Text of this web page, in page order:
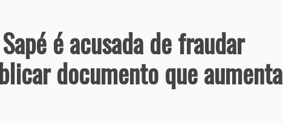
é acusada de fraudar
documento que aumenta